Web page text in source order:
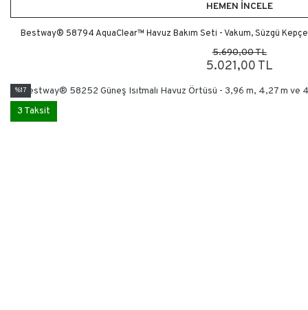
HEMEN İNCELE
Bestway® 58794 AquaClear™ Havuz Bakım Seti - Vakum, Süzgü
5.690,00 TL
5.021,00 TL
%17
3 Taksit